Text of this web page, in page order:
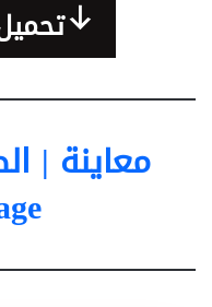
معاينة |